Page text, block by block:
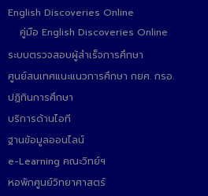
English Discoveries Online
คู่มือ English Discoveries Online
ระบบตรวจสอบผู้สำเร็จการศึกษา
ศูนย์สนเทศแนะแนวการศึกษา กยศ. กรอ.
ปฏิทินการศึกษา
บริการด้านไอที
ฐานข้อมูลออนไลน์
e-Learning คณะวิทย์ฯ
หอพักศูนย์วิทยาศาสตร์